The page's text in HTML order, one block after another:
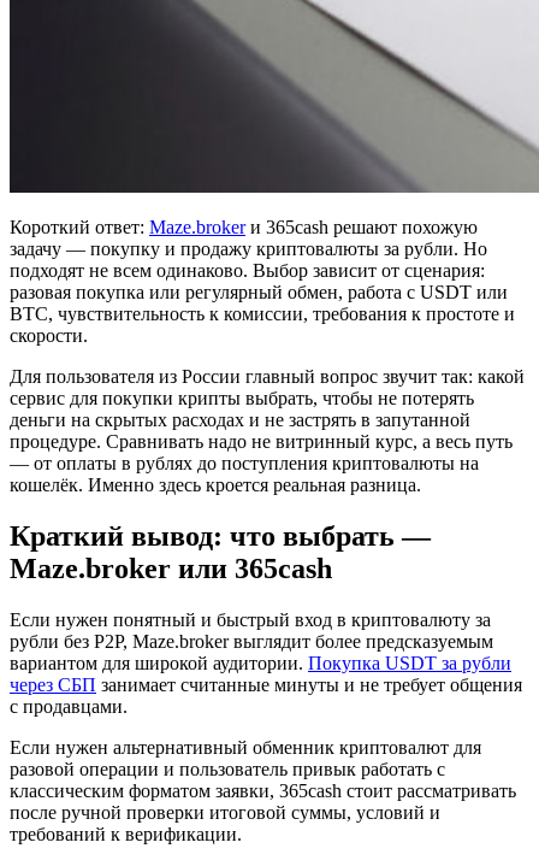
Короткий ответ: Maze.brokerи 365cash решают похожую
задачу — покупку и продажу криптовалюты за рубли. Но
подходят не всем одинаково. Выбор зависит от сценария:
разовая покупка или регулярный обмен, работа с USDT или
BTC, чувствительность к комиссии, требования к простоте и
скорости.
Для пользователя из России главный вопрос звучит так: какой
сервис для покупки крипты выбрать, чтобы не потерять
деньги на скрытых расходах и не застрять в запутанной
процедуре. Сравнивать надо не витринный курс, а весь путь
— от оплаты в рублях до поступления криптовалюты на
кошелёк. Именно здесь кроется реальная разница.
Краткий вывод: что выбрать —
Maze.broker или 365cash
Если нужен понятный и быстрый вход в криптовалюту за
рубли без P2P, Maze.broker выглядит более предсказуемым
вариантом для широкой аудитории. Покупка USDT за рубли
через СБП занимает считанные минуты и не требует общения
с продавцами.
Если нужен альтернативный обменник криптовалют для
разовой операции и пользователь привык работать с
классическим форматом заявки, 365cash стоит рассматривать
после ручной проверки итоговой суммы, условий и
требований к верификации.